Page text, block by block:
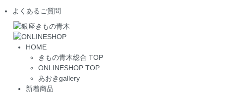
よくあるご質問
HOME
きもの青木総合 TOP
ONLINESHOP TOP
あおきgallery
新着商品